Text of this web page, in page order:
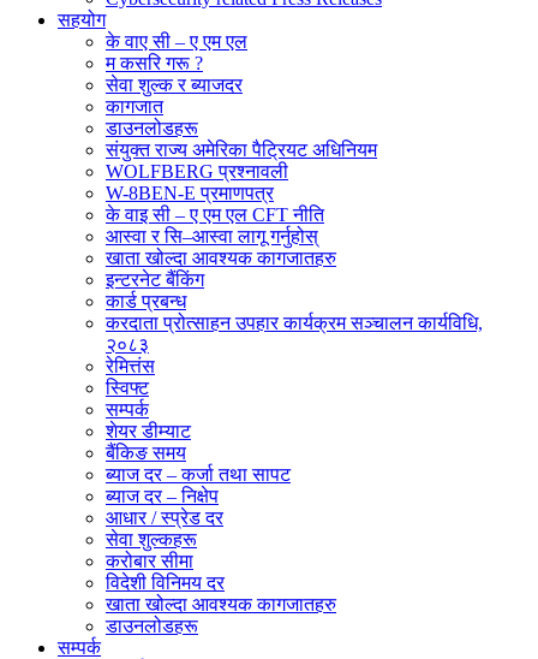
सहयोग
के वाए सी – ए एम एल
म कसरि गरू ?
सेवा शुल्क र ब्याजदर
कागजात
डाउनलोडहरू
संयुक्त राज्य अमेरिका पैट्रियट अधिनियम
WOLFBERG प्रश्नावली
W-8BEN-E प्रमाणपत्र
के वाइ सी – ए एम एल CFT नीति
आस्वा र सि–आस्वा लागू गर्नुहोस्
खाता खोल्दा आवश्यक कागजातहरु
इन्टरनेट बैंकिंग
कार्ड प्रबन्ध
करदाता प्रोत्साहन उपहार कार्यक्रम सञ्चालन कार्यविधि,
२०८३
रेमित्तंस
स्विफ्ट
सम्पर्क
शेयर डीम्याट
बैंकिङ समय
ब्याज दर – कर्जा तथा सापट
ब्याज दर – निक्षेप
आधार / स्प्रेड दर
सेवा शुल्कहरू
करोबार सीमा
विदेशी विनिमय दर
खाता खोल्दा आवश्यक कागजातहरु
डाउनलोडहरू
सम्पर्क